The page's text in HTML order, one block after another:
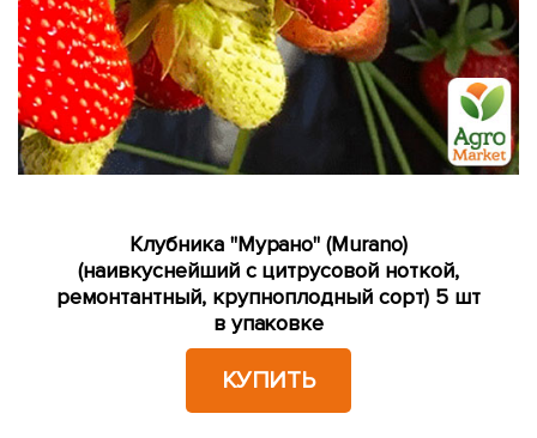
Клубника "Мурано" (Murano)
(наивкуснейший с цитрусовой ноткой,
ремонтантный, крупноплодный сорт) 5 шт
в упаковке
КУПИТЬ